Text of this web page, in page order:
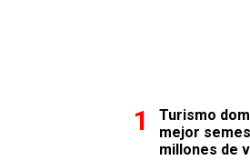
Turismo
mejor
millones de